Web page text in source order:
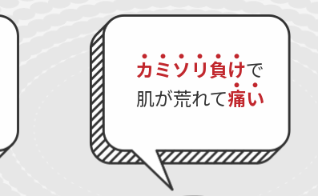
カミソ リ負けで
肌が荒れて痛い